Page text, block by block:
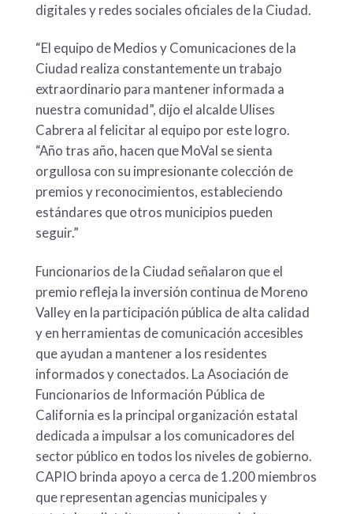
digitales y redes sociales oficiales de la Ciudad.
“El equipo de Medios y Comunicaciones de la
Ciudad realiza constantemente un trabajo
extraordinario para mantener informada a
nuestra comunidad”, dijo el alcalde Ulises
Cabrera al felicitar al equipo por este logro.
“Año tras año, hacen que MoVal se sienta
orgullosa con su impresionante colección de
premios y reconocimientos, estableciendo
estándares que otros municipios pueden
seguir.”
Funcionarios de la Ciudad señalaron que el
premio refleja la inversión continua de Moreno
Valley en la participación pública de alta calidad
y en herramientas de comunicación accesibles
que ayudan a mantener a los residentes
informados y conectados. La Asociación de
Funcionarios de Información Pública de
California es la principal organización estatal
dedicada a impulsar a los comunicadores del
sector público en todos los niveles de gobierno.
CAPIO brinda apoyo a cerca de 1.200 miembros
que representan agencias municipales y